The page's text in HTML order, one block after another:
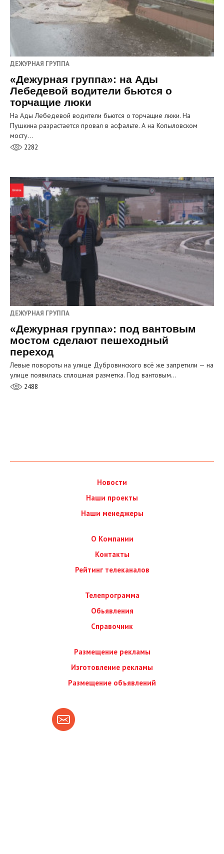
ДЕЖУРНАЯ ГРУППА
«Дежурная группа»: на Ады
Лебедевой водители бьются о
торчащие люки
На Ады Лебедевой водители бьются о торчащие люки. На
Пушкина разрастается провал в асфальте. А на Копыловском
мосту…
2282
ДЕЖУРНАЯ ГРУППА
«Дежурная группа»: под вантовым
мостом сделают пешеходный
переход
Левые повороты на улице Дубровинского всё же запретили — на
улице появилась сплошная разметка. Под вантовым…
2488
Новости
Наши проекты
Наши менеджеры
О Компании
Контакты
Рейтинг телеканалов
Телепрограмма
Обьявления
Справочник
Размещение рекламы
Изготовление рекламы
Размещение объявлений